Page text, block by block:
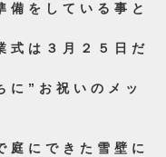
備をしている事と
式は３月２５日だ
に”お祝いのメッ
庭にできた雪壁に